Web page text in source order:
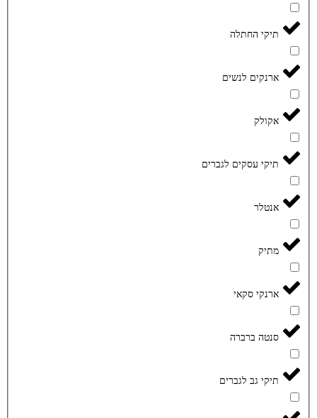
תיקי החתלה
ארנקים לנשים
אקולק
תיקי עסקים לגברים
אנטלר
מתיק
ארנקי סקאי
סנטה ברברה
תיקי גב לגברים